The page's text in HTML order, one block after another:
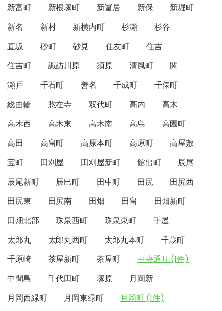
新富町
新根塚町 新冨居 新保
新堀町
新名
新村 新横内町 杉瀬
杉谷
直坂
砂町 砂見 住友町
住吉
住吉町
諏訪川原 須原 清風町
関
瀬戸
千石町 善名 千成町
千俵町
総曲輪
惣在寺 双代町 高内
高木
高木西
高木東 高木南 高島
高園町
高田
高畠町 高原本町 高原町
高屋敷
宝町
田刈屋 田刈屋新町 館出町
辰尾
辰尾新町
辰巳町 田中町 田尻
田尻西
田尻東
田尻南 田畑 田畠
田畑新町
田畑北部
珠泉西町 珠泉東町
手屋
太郎丸
太郎丸西町 太郎丸本町
千歳町
千原崎
茶屋新町 茶屋町
中央通り (1件)
中間島
千代田町 塚原
月岡新
月岡西緑町
月岡東緑町
月岡町 (1件)